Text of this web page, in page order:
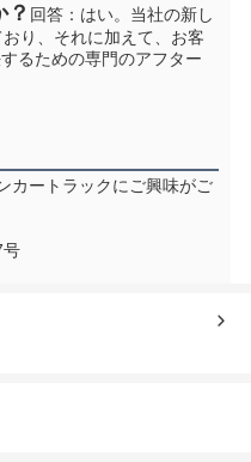
回答：はい。当社の新し
り、それに加えて、お客
るための専門のアフター
カートラックにご興味がご
号